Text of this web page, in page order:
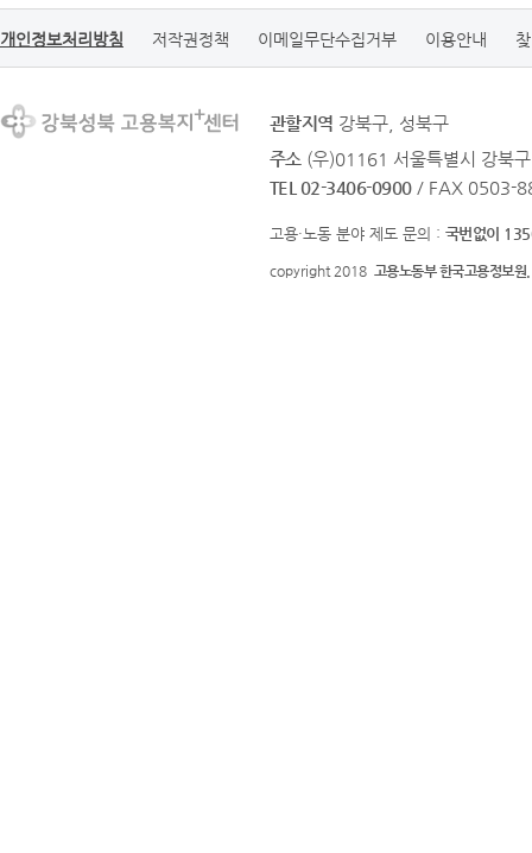
개인정보처리방침 저작권정책 이메일무단수집거부 이용안내
관할지역 강북구, 성북구
주소 (우)01161 서울특별시 강북
TEL 02-3406-0900 / FAX 0503-
고용·노동 분야 제도 문의 : 국번없이
copyright 2018 고용노동부 한국고용정보원.